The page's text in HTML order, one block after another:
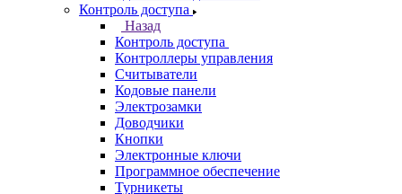
Контроль доступа
Назад
Контроль доступа
Контроллеры управления
Считыватели
Кодовые панели
Электрозамки
Доводчики
Кнопки
Электронные ключи
Программное обеспечение
Турникеты